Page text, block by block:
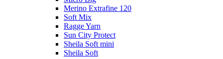
Merino Extrafine 120
Soft Mix
Ragge Yarn
Sun City Protect
Sheila Soft mini
Sheila Soft